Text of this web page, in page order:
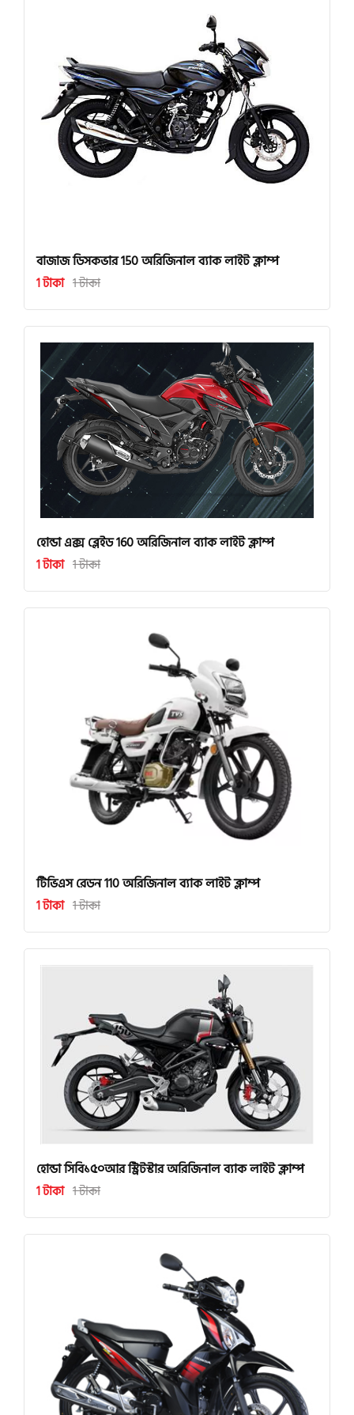
বাজাজ ডিসকভার 150 অরিজিনাল ব্যাক লাইট ক্লাম্প
1 টাকা 1 টাকা
হোন্ডা এক্স ব্লেইড 160 অরিজিনাল ব্যাক লাইট ক্লাম্প
1 টাকা 1 টাকা
টিভিএস রেডন 110 অরিজিনাল ব্যাক লাইট ক্লাম্প
1 টাকা 1 টাকা
হোন্ডা সিবি১৫০আর স্ট্রিটস্টার অরিজিনাল ব্যাক লাইট ক্লাম্প
1 টাকা 1 টাকা